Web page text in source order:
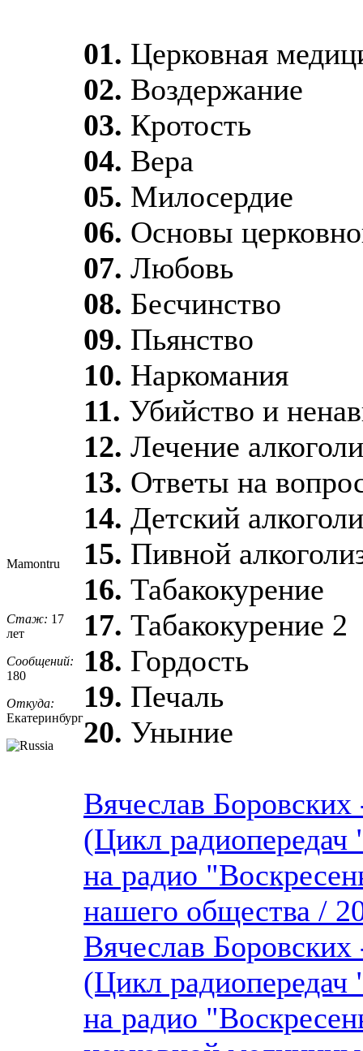
Mamontru
Стаж: 17
лет
Сообщений:
180
Откуда:
Екатеринбург
01. Церковная
02. Воздержание
03. Кротость
04. Вера
05. Милосердие
06. Основы
07. Любовь
08. Бесчинство
09. Пьянство
10. Наркомания
11. Убийство и
12. Лечение
13. Ответы на
14. Детский
15. Пивной
16. Табакокурение
17. Табакокурение 2
18. Гордость
19. Печаль
20. Уныние
Вячеслав
(Цикл
на радио
нашего общества /
Вячеслав
(Цикл
на радио